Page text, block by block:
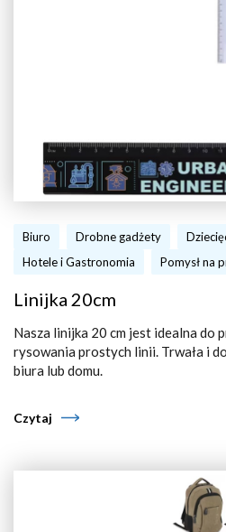
Biuro Drobne gadżety
Hotele i Gastronomia
Pomysł na
Linijka 20cm
Nasza linijka 20 cm jest idealna do
rysowania prostych linii. Trwała i
biura lub domu.
Czytaj